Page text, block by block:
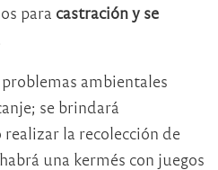
para castración y se
ambientales
se brindará
la recolección de
una kermés con juegos